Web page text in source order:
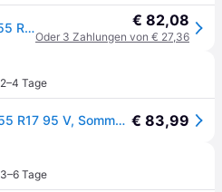
Nexen N'Blue HD Plus 205/55 R17 95V Reifen € 82,08
Oder 3 Zahlungen von € 27,36
2–4 Tage
Nexen N Blue HD Plus 205/55 R17 95 V, Sommerreifen € 83,99
3–6 Tage